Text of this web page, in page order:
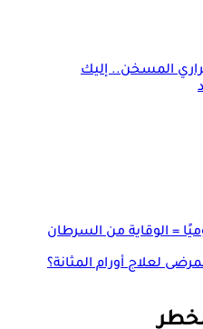
المسخن.. إليك
= الوقاية من السرطان
لعلاج أورام المثانة؟